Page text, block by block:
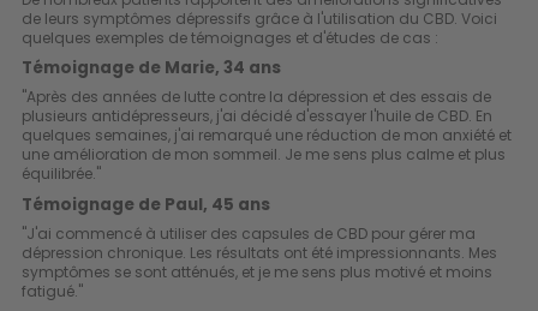
de leurs symptômes dépressifs grâce à l'utilisation du CBD. Voici
quelques exemples de témoignages et d'études de cas :
Témoignage de Marie, 34 ans
"Après des années de lutte contre la dépression et des essais de
plusieurs antidépresseurs, j'ai décidé d'essayer l'huile de CBD. En
quelques semaines, j'ai remarqué une réduction de mon anxiété et
une amélioration de mon sommeil. Je me sens plus calme et plus
équilibrée."
Témoignage de Paul, 45 ans
"J'ai commencé à utiliser des capsules de CBD pour gérer ma
dépression chronique. Les résultats ont été impressionnants. Mes
symptômes se sont atténués, et je me sens plus motivé et moins
fatigué."